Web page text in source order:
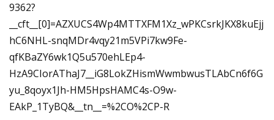
9362?
__cft__[0]=AZXUCS4Wp4MTTXFM1Xz_wPKCsrkJKX8kuEjj
hC6NHL-snqMDr4vqy21m5VPi7kw9Fe-
qfKBaZY6wk1Q5u570ehLEp4-
HzA9CIorAThaJ7__iG8LokZHismWwmbwusTLAbCn6f6G
yu_8qoyx1Jh-HM5HpsHAMC4s-O9w-
EAkP_1TyBQ&__tn__=%2CO%2CP-R